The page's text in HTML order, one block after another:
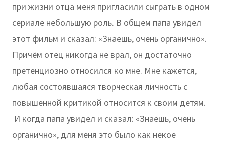
при жизни отца меня пригласили сыграть в одном
сериале небольшую роль. В общем папа увидел
этот фильм и сказал: «Знаешь, очень органично».
Причём отец никогда не врал, он достаточно
претенциозно относился ко мне. Мне кажется,
любая состоявшаяся творческая личность с
повышенной критикой относится к своим детям.
И когда папа увидел и сказал: «Знаешь, очень
органично», для меня это было как некое